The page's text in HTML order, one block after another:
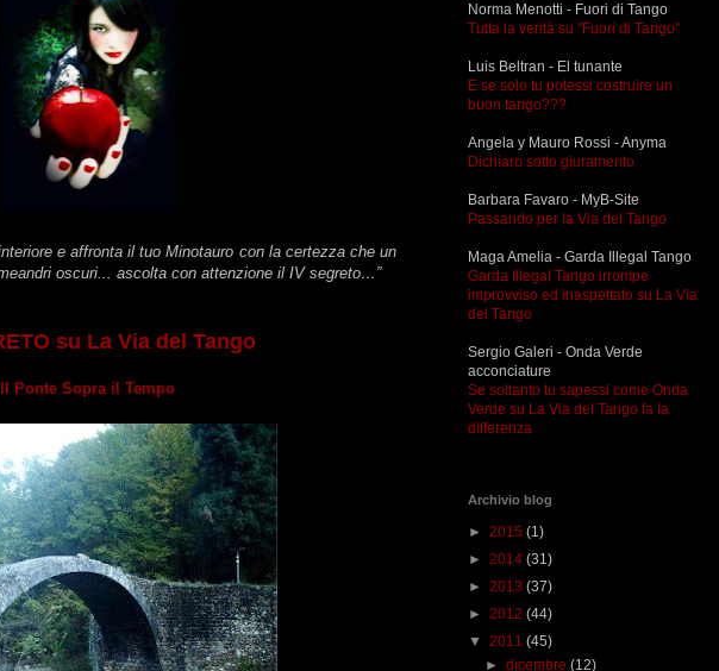
e affronta il tuo Minotauro con la certezza che un
oscuri... ascolta con attenzione il IV segreto…”
su La Via del Tango
Il Ponte Sopra il Tempo
Norma Menotti - Fuori di Tango
Tutta la verità su "Fuori di Tango"
Luis Beltran - El tunante
E se solo tu potessi costruire un
buon tango???
Angela y Mauro Rossi - Anyma
Dichiaro sotto giuramento
Barbara Favaro - MyB-Site
Passando per la Via del Tango
Maga Amelia - Garda Illegal Tango
Garda Illegal Tango irrompe
improvviso ed inaspettato su La Via
del Tango
Sergio Galeri - Onda Verde
acconciature
Se soltanto tu sapessi come Onda
Verde su La Via del Tango fa la
differenza
Archivio blog
► 2015 (1)
► 2014 (31)
► 2013 (37)
► 2012 (44)
▼ 2011 (45)
►dicembre(12)